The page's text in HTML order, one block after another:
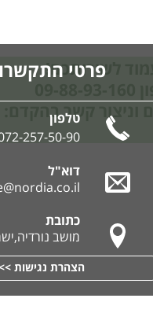
לשירותכם!
וניצור קשר בהקדם:
טלפון
257-50-90
דוא"ל
כתובת
מושב
פרטי
הצהרת נגישות